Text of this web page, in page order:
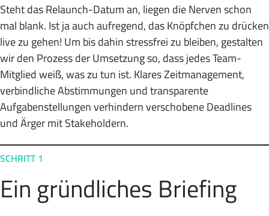
Steht das Relaunch-Datum an, liegen die Nerven schon
mal blank. Ist ja auch aufregend, das Knöpfchen zu drücken
live zu gehen! Um bis dahin stressfrei zu bleiben, gestalten
wir den Prozess der Umsetzung so, dass jedes Team-
Mitglied weiß, was zu tun ist. Klares Zeitmanagement,
verbindliche Abstimmungen und transparente
Aufgabenstellungen verhindern verschobene Deadlines
und Ärger mit Stakeholdern.
SCHRITT 1
Ein gründliches Briefing